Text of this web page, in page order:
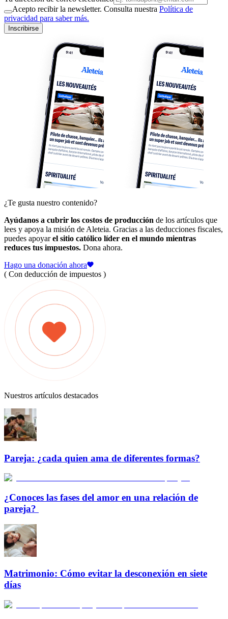
Acepto recibir la newsletter. Consulta nuestra Política de
privacidad para saber más.
Inscribirse
¿Te gusta nuestro contenido?
Ayúdanos a cubrir los costos de producción de los artículos que
lees y apoya la misión de Aleteia. Gracias a las deducciones fiscales,
puedes apoyarel sitio católico líder en el mundo mientras
reduces tus impuestos. Dona ahora.
Hago una donación ahora
( Con deducción de impuestos )
Nuestros artículos destacados
Pareja: ¿cada quien ama de diferentes formas?
¿Conoces las fases del amor en una relación de
pareja?
Matrimonio: Cómo evitar la desconexión en siete
días